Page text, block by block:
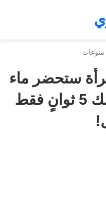
منوعات
ستحضر ماء
أكثر للمنزل؟ أمامك 5 ثوانٍ فقط